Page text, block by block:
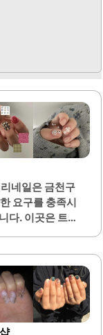
네일은 금천구
요구를 충족시
다. 이곳은 트렌
편안함을 느낄 수
들이 고객의 요
과정을 안내해 주
있습니다. 니얼
여, 고객이 오랜